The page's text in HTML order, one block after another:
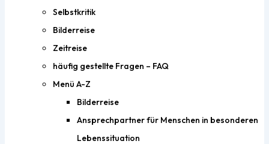
Selbstkritik
Bilderreise
Zeitreise
häufig gestellte Fragen – FAQ
Menü A-Z
Bilderreise
Ansprechpartner für Menschen in besonderen
Lebenssituation